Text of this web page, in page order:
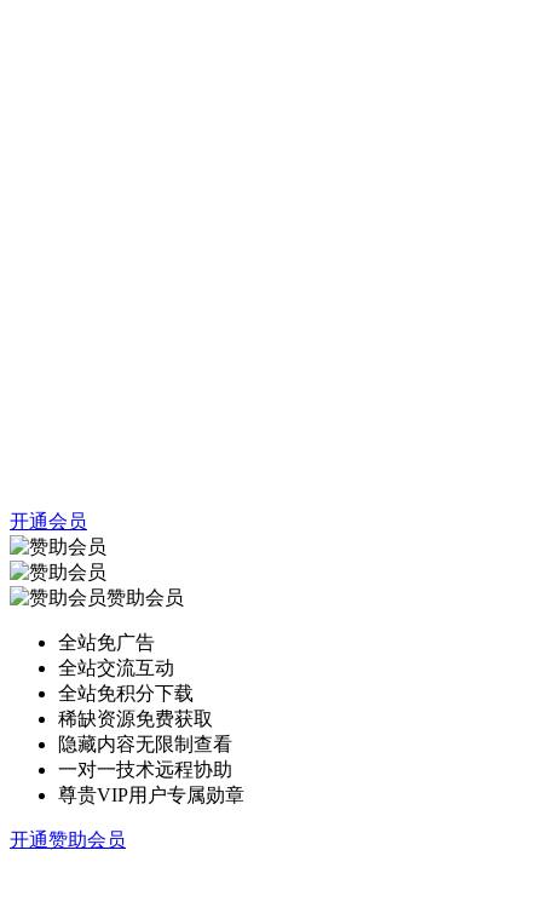
开通会员
赞助会员
全站免广告
全站交流互动
全站免积分下载
稀缺资源免费获取
隐藏内容无限制查看
一对一技术远程协助
尊贵VIP用户专属勋章
开通赞助会员